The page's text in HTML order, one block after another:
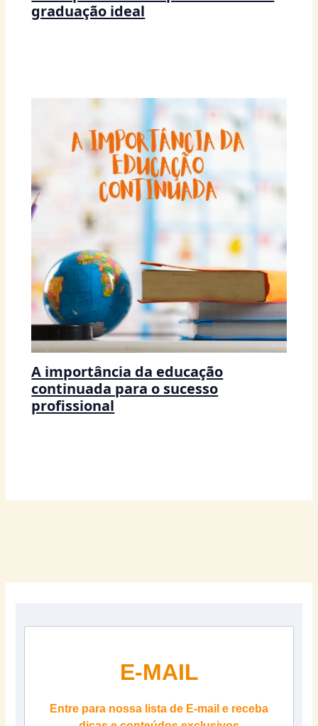
graduação ideal
A importância da educação
continuada para o sucesso
profissional
E-MAIL
Entre para nossa lista de E-mail e receba